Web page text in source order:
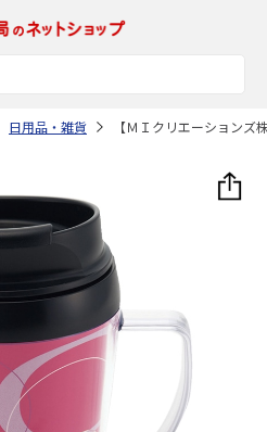
日用品・雑貨 【ＭＩクリエーション